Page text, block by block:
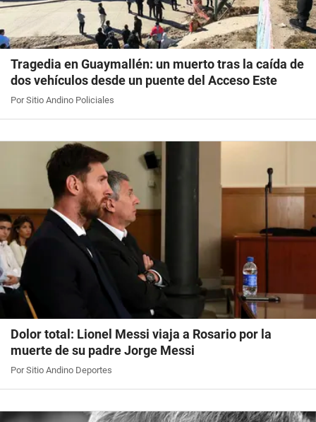
Tragedia en Guaymallén: un muerto tras la caída de
dos vehículos desde un puente del Acceso Este
Por Sitio Andino Policiales
Dolor total: Lionel Messi viaja a Rosario por la
muerte de su padre Jorge Messi
Por Sitio Andino Deportes